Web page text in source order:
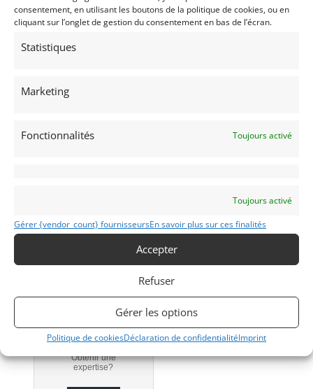
consentement, en utilisant les boutons de la politique de cookies, ou en
cliquant sur l’onglet de gestion du consentement en bas de l’écran.
Statistiques
Marketing
Fonctionnalités Toujours activé
Toujours activé
Gérer {vendor_count} fournisseursEn savoir plus sur ces finalités
Accepter
Refuser
Gérer les options
Politique de cookiesDéclaration de confidentialitéImprint
Cobra
1966
Obtenir un
Obtenir un tarif
Obtenir une
expertise?